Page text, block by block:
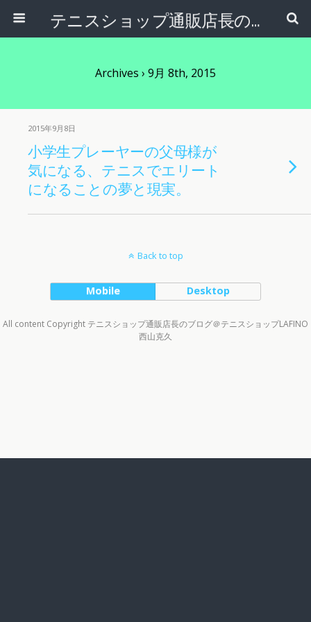
テニスショップ通販店長のブログ＠テニスショップLAFINO 西山克久
Archives › 9月 8th, 2015
2015年9月8日
小学生プレーヤーの父母様が
気になる、テニスでエリート
になることの夢と現実。
Back to top
Mobile Desktop
All content Copyright テニスショップ通販店長のブログ＠テニスショップLAFINO
西山克久